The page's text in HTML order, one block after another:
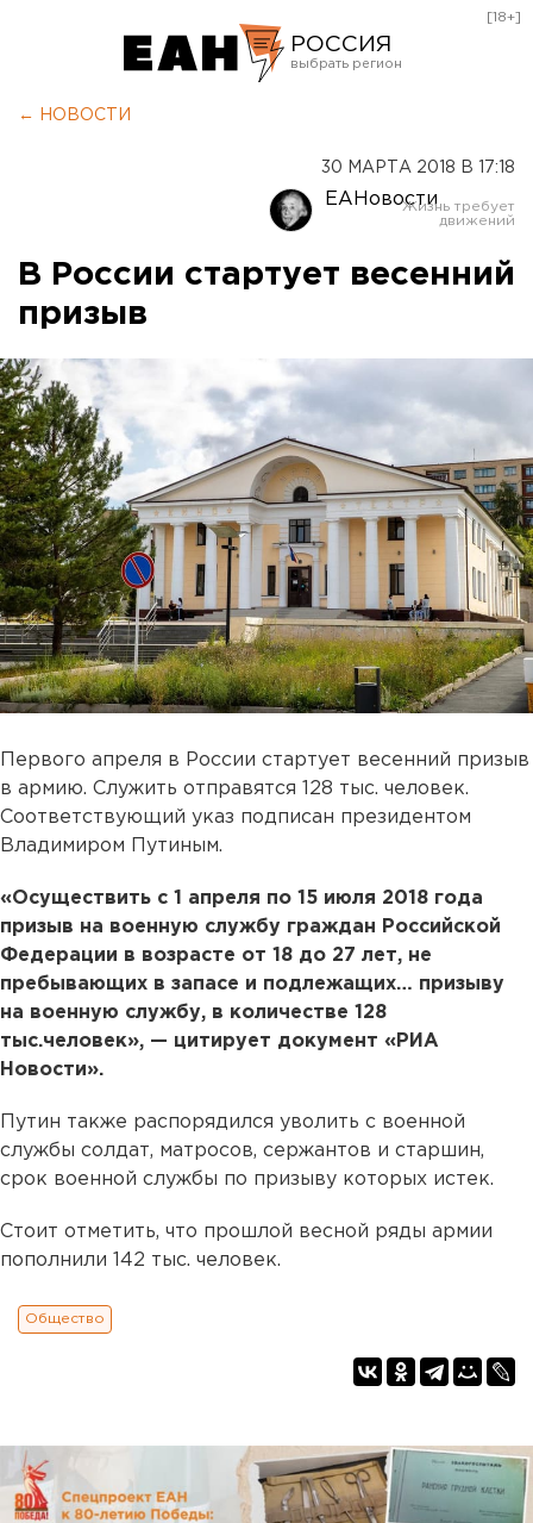
РОССИЯ
Оренбург
[18+]
← НОВОСТИ
30 МАРТА 2018 В 17:18
ЕАНовости
В России стартует весенний
призыв
Первого апреля в России стартует весенний призыв
в армию. Служить отправятся 128 тыс. человек.
Соответствующий указ подписан президентом
Владимиром Путиным.
«Осуществить с 1 апреля по 15 июля 2018 года
призыв на военную службу граждан Российской
Федерации в возрасте от 18 до 27 лет, не
пребывающих в запасе и подлежащих… призыву
на военную службу, в количестве 128
тыс.человек», — цитирует документ «РИА
Новости».
Путин также распорядился уволить с военной
службы солдат, матросов, сержантов и старшин,
срок военной службы по призыву которых истек.
Стоит отметить, что прошлой весной ряды армии
пополнили 142 тыс. человек.
Общество